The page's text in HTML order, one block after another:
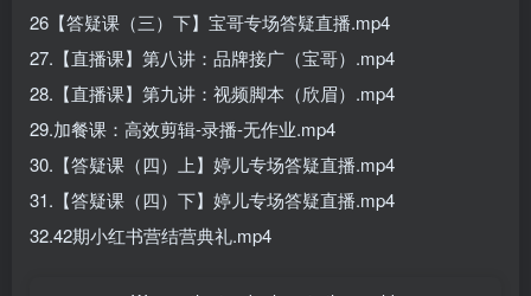
26【答疑课（三）下】宝哥专场答疑直播.mp4
27.【直播课】第八讲：品牌接广（宝哥）.mp4
28.【直播课】第九讲：视频脚本（欣眉）.mp4
29.加餐课：高效剪辑-录播-无作业.mp4
30.【答疑课（四）上】婷儿专场答疑直播.mp4
31.【答疑课（四）下】婷儿专场答疑直播.mp4
32.42期小红书营结营典礼.mp4